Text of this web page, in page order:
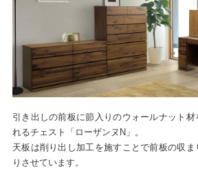
引き出しの前板に節入りのウォールナット
れるチェスト「ローザンヌN」。
天板は削り出し加工を施すことで前板の収ま
りさせています。